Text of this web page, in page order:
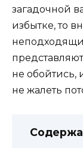
загадочной
избытке, то
не обойтись,
не жалеть